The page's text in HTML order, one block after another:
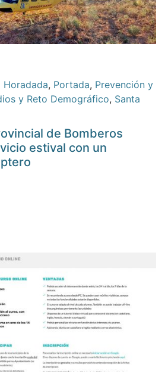
Horadada, Portada, Prevención y
y Reto Demográfico, Santa
de Bomberos
estival con un